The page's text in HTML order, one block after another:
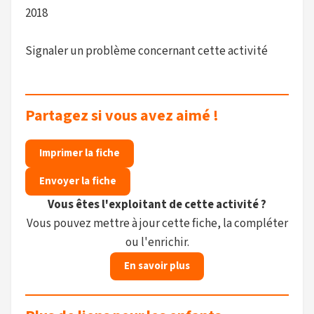
2018
Signaler un problème concernant cette activité
Partagez si vous avez aimé !
Imprimer la fiche
Envoyer la fiche
Vous êtes l'exploitant de cette activité ?
Vous pouvez mettre à jour cette fiche, la compléter
ou l'enrichir.
En savoir plus